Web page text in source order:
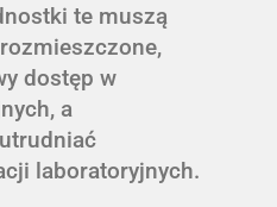
te muszą
dostęp w
a
laboratoryjnych.